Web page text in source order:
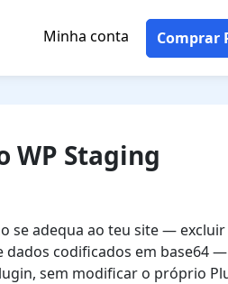
Minha conta Comprar
Staging
adequa ao teu site — excluir
codificados em base64
sem modificar o próprio